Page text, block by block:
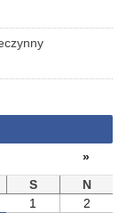
»
S
N
1
2